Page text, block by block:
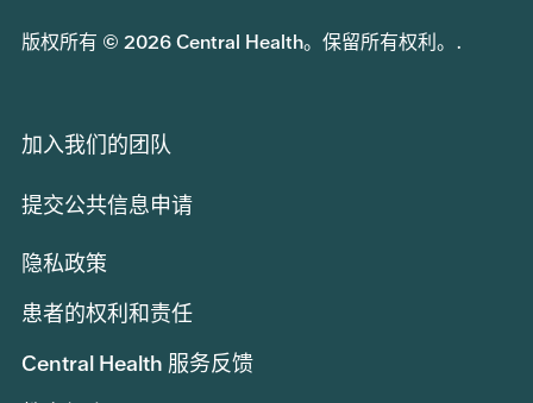
版权所有 © 2026 Central Health。保留所有权利。.
加入我们的团队
提交公共信息申请
隐私政策
患者的权利和责任
Central Health 服务反馈